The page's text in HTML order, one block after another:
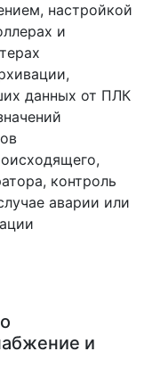
настройкой
и
данных от ПЛК
контроль
аварии или
и